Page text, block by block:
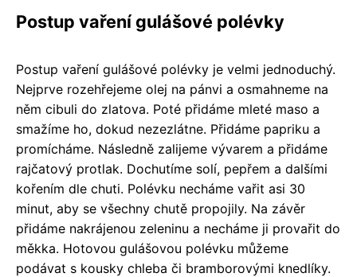
Postup vaření gulášové polévky
Postup vaření gulášové polévky je velmi jednoduchý.
Nejprve rozehřejeme olej na pánvi a osmahneme na
něm cibuli do zlatova. Poté přidáme mleté maso a
smažíme ho, dokud nezezlátne. Přidáme papriku a
promícháme. Následně zalijeme vývarem a přidáme
rajčatový protlak. Dochutíme solí, pepřem a dalšími
kořením dle chuti. Polévku necháme vařit asi 30
minut, aby se všechny chutě propojily. Na závěr
přidáme nakrájenou zeleninu a necháme ji provařit do
měkka. Hotovou gulášovou polévku můžeme
podávat s kousky chleba či bramborovými knedlíky.